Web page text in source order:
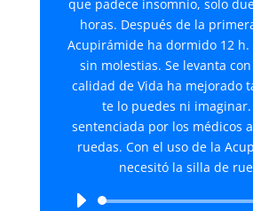
que padece insomnio, solo
horas. Después de la
Acupirámide ha dormido 12
sin molestias. Se levanta
calidad de Vida ha mejorado
te lo puedes ni imaginar.
sentenciada por los médicos
ruedas. Con el uso de la
necesitó la silla de